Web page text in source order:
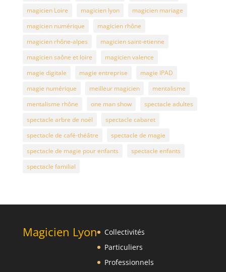
magicien Loire
magicien lyon
magicien mariage
magicien numérique
magicien rhône
magicien rhône-alpes
magicien saint-etienne
magicien saône et loire
magicien valence
magie digitale
magie entreprise
magie IPAD
magie numérique
meilleur magicien
mentalisme
mentalisme rhône
one man show
spectacle adultes
spectacle arbre de noël
spectacle cabaret
spectacle de café-théâtre
spectacle de magie
spectacle de magie pour enfants
spectacle enfants
spectacle familial
Magicien Lyon
Collectivités
Particuliers
Professionnels